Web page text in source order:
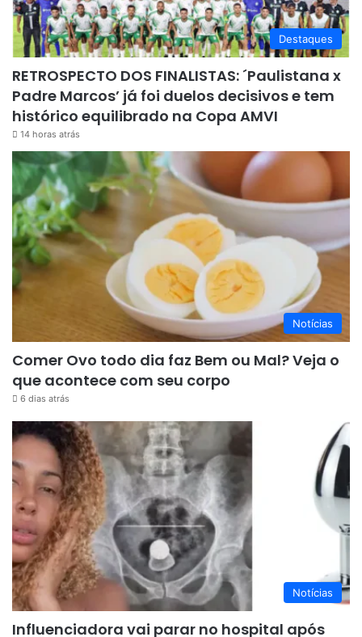
Destaques
RETROSPECTO DOS FINALISTAS: ´Paulistana x
Padre Marcos’ já foi duelos decisivos e tem
histórico equilibrado na Copa AMVI
14 horas atrás
Notícias
Comer Ovo todo dia faz Bem ou Mal? Veja o
que acontece com seu corpo
6 dias atrás
Notícias
Influenciadora vai parar no hospital após